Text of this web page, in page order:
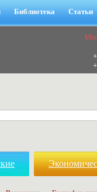
Библиотека Статьи